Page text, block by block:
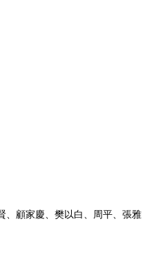
、顧家慶、樊以白、周平、張雅